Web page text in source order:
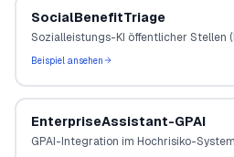
SocialBenefitTriage
Sozialleistungs-KI öffentlicher Stellen
Beispiel ansehen
EnterpriseAssistant-GPAI
GPAI-Integration im Hochrisiko-